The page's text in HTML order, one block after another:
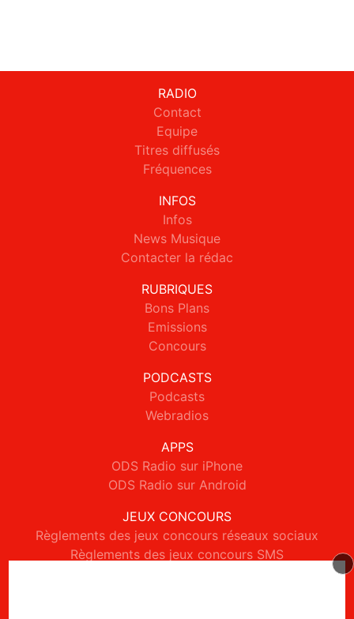
RADIO
Contact
Equipe
Titres diffusés
Fréquences
INFOS
Infos
News Musique
Contacter la rédac
RUBRIQUES
Bons Plans
Emissions
Concours
PODCASTS
Podcasts
Webradios
APPS
ODS Radio sur iPhone
ODS Radio sur Android
JEUX CONCOURS
Règlements des jeux concours réseaux sociaux
Règlements des jeux concours SMS